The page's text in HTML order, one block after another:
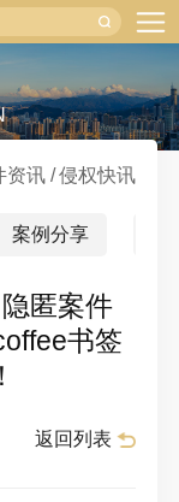
资讯 侵权快讯
案例分享
匿案件
书签
返回列表